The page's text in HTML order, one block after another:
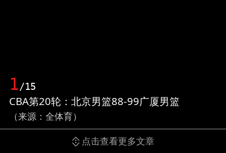
1/15
CBA第20轮：北京男篮88-99广厦男篮
（来源：全体育）
点击查看更多文章